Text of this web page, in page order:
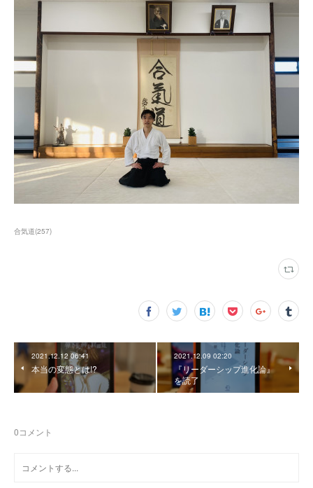
合気道(257)
2021.12.12 06:41
本当の変態とは!?
2021.12.09 02:20
『リーダーシップ進化論』
を読了
0コメント